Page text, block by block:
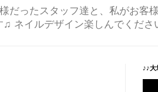
だったスタッフ達と、私がお客
♫ ネイルデザイン楽しんでくださ
♪♪大